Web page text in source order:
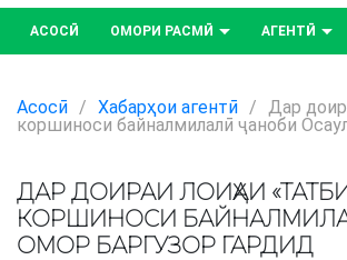
АСОСӢ ОМОРИ РАСМӢ АГЕНТӢ
Асосӣ / Хабарҳои агентӣ / Дар
коршиноси байналмилалӣ ҷаноби
ДАР ДОИРАИ ЛОИҲАИ
КОРШИНОСИ
ОМОР БАРГУЗОР ГАРДИД